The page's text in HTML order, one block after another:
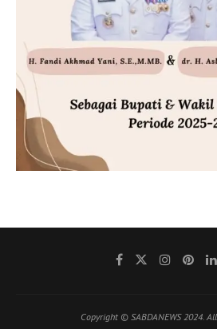
Copyright © SABDANEWS 2024.